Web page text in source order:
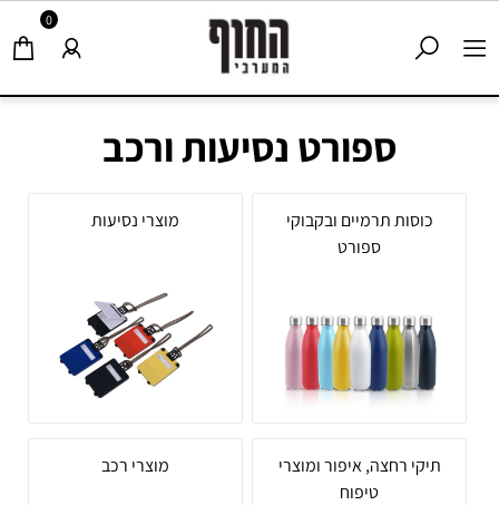
0
ספורט נסיעות ורכב
כוסות תרמיים ובקבוקי
ספורט
מוצרי נסיעות
תיקי רחצה, איפור ומוצרי
טיפוח
מוצרי רכב